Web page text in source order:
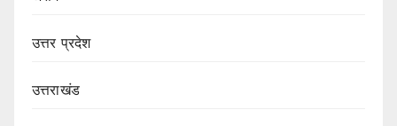
उत्तर प्रदेश
उत्तराखंड